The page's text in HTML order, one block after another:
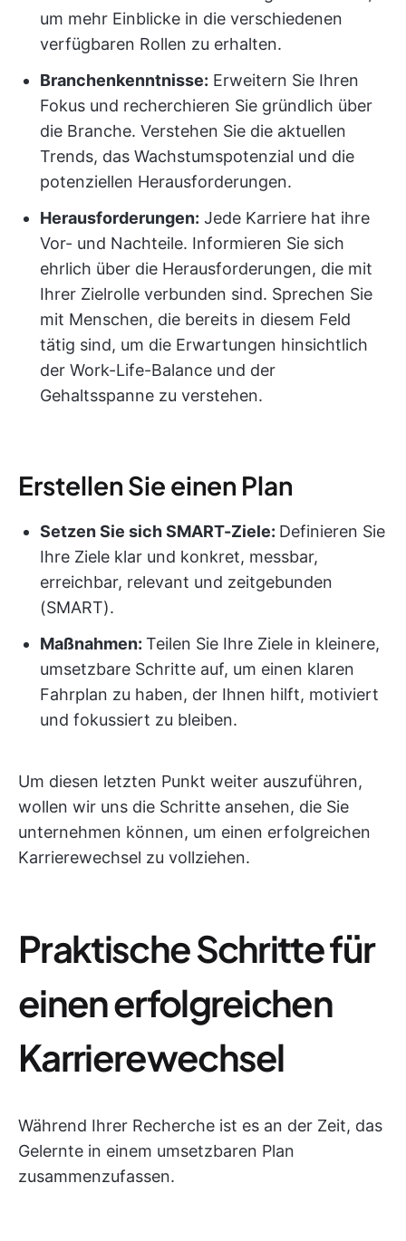
um mehr Einblicke in die verschiedenen
verfügbaren Rollen zu erhalten.
Branchenkenntnisse: Erweitern Sie Ihren
Fokus und recherchieren Sie gründlich über
die Branche. Verstehen Sie die aktuellen
Trends, das Wachstumspotenzial und die
potenziellen Herausforderungen.
Herausforderungen: Jede Karriere hat ihre
Vor- und Nachteile. Informieren Sie sich
ehrlich über die Herausforderungen, die mit
Ihrer Zielrolle verbunden sind. Sprechen Sie
mit Menschen, die bereits in diesem Feld
tätig sind, um die Erwartungen hinsichtlich
der Work-Life-Balance und der
Gehaltsspanne zu verstehen.
Erstellen Sie einen Plan
Setzen Sie sich SMART-Ziele: Definieren Sie
Ihre Ziele klar und konkret, messbar,
erreichbar, relevant und zeitgebunden
(SMART).
Maßnahmen: Teilen Sie Ihre Ziele in kleinere,
umsetzbare Schritte auf, um einen klaren
Fahrplan zu haben, der Ihnen hilft, motiviert
und fokussiert zu bleiben.
Um diesen letzten Punkt weiter auszuführen,
wollen wir uns die Schritte ansehen, die Sie
unternehmen können, um einen erfolgreichen
Karrierewechsel zu vollziehen.
Praktische Schritte für
einen erfolgreichen
Karrierewechsel
Während Ihrer Recherche ist es an der Zeit, das
Gelernte in einem umsetzbaren Plan
zusammenzufassen.